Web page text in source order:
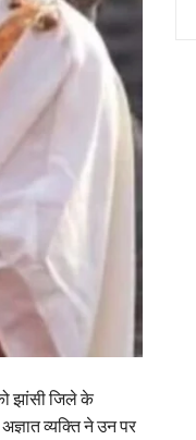
झांसी जिले के
व्यक्ति ने उन पर